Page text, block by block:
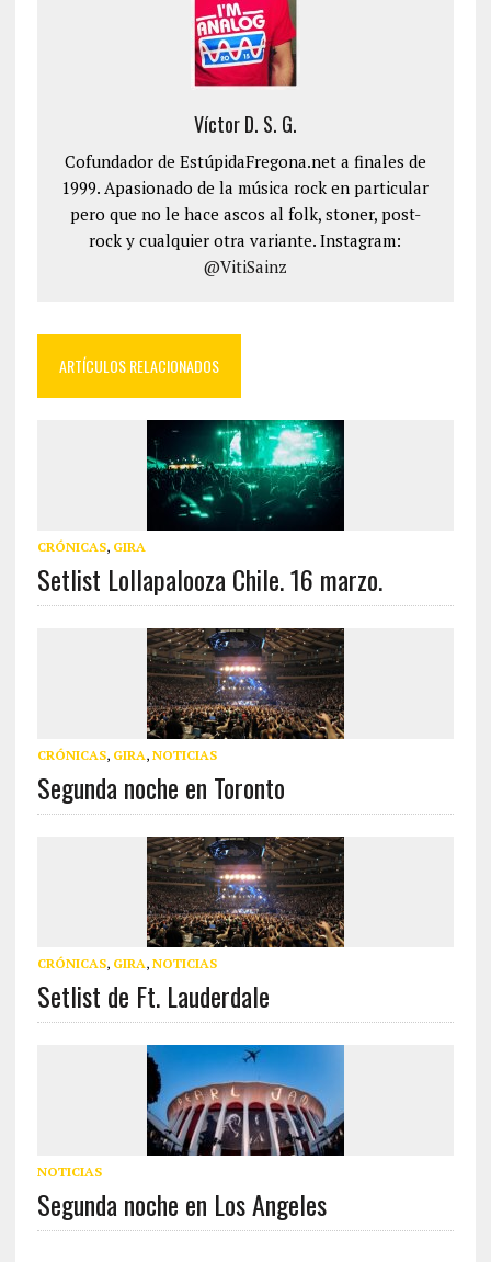
Víctor D. S. G.
Cofundador de EstúpidaFregona.net a finales de
1999. Apasionado de la música rock en particular
pero que no le hace ascos al folk, stoner, post-
rock y cualquier otra variante. Instagram:
@VitiSainz
ARTÍCULOS RELACIONADOS
CRÓNICAS, GIRA
Setlist Lollapalooza Chile. 16 marzo.
CRÓNICAS, GIRA, NOTICIAS
Segunda noche en Toronto
CRÓNICAS, GIRA, NOTICIAS
Setlist de Ft. Lauderdale
NOTICIAS
Segunda noche en Los Angeles